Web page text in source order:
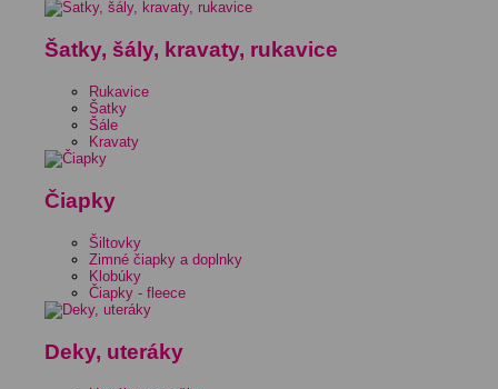
Šatky, šály, kravaty, rukavice
Rukavice
Šatky
Šále
Kravaty
Čiapky
Šiltovky
Zimné čiapky a doplnky
Klobúky
Čiapky - fleece
Deky, uteráky